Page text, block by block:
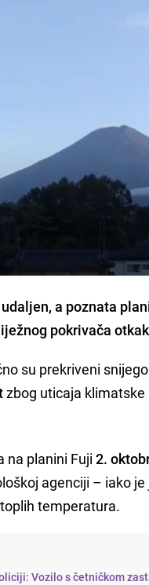
a poznata
pokrivača
su prekriveni
zbog uticaja
na planini Fuji2.
agenciji – iako
temperatura.
Vozilo s četničkom